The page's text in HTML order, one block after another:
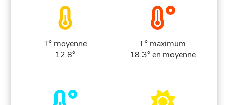
T° moyenne
12.8°
T° maximum
18.3° en moyenne